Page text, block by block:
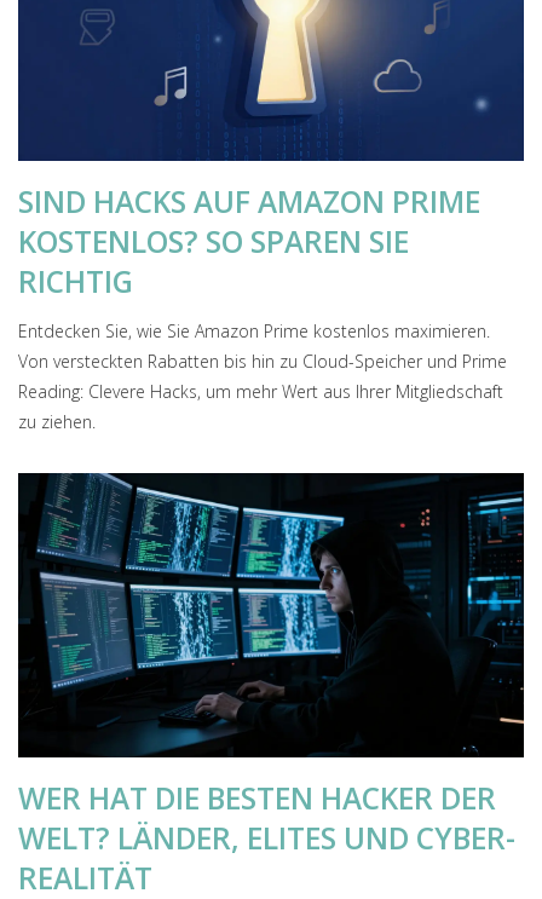
SIND HACKS AUF AMAZON PRIME
KOSTENLOS? SO SPAREN SIE
RICHTIG
Entdecken Sie, wie Sie Amazon Prime kostenlos maximieren.
Von versteckten Rabatten bis hin zu Cloud-Speicher und Prime
Reading: Clevere Hacks, um mehr Wert aus Ihrer Mitgliedschaft
zu ziehen.
WER HAT DIE BESTEN HACKER DER
WELT? LÄNDER, ELITES UND CYBER-
REALITÄT